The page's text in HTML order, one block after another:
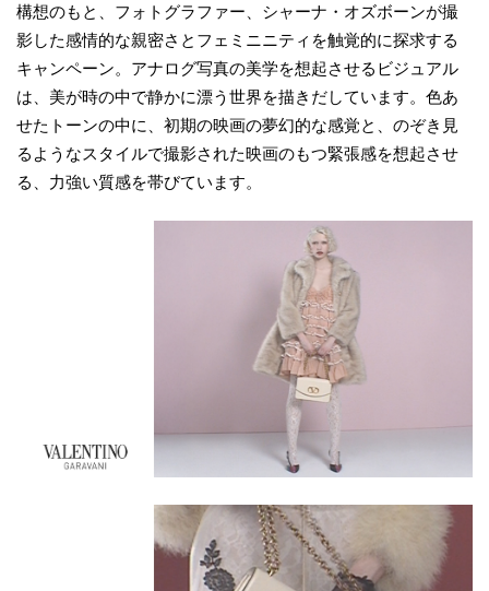
構想のもと、フォトグラファー、シャーナ・オズボーンが撮
影した感情的な親密さとフェミニニティを触覚的に探求する
キャンペーン。アナログ写真の美学を想起させるビジュアル
は、美が時の中で静かに漂う世界を描きだしています。色あ
せたトーンの中に、初期の映画の夢幻的な感覚と、のぞき見
るようなスタイルで撮影された映画のもつ緊張感を想起させ
る、力強い質感を帯びています。